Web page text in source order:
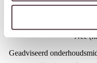
Nee
Geadviseerd